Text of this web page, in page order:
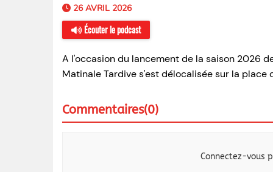
26 AVRIL 2026
Écouter le podcast
A l'occasion du lancement de la saison 2026
Matinale Tardive s'est délocalisée sur la place
Commentaires(0)
Connectez-vous